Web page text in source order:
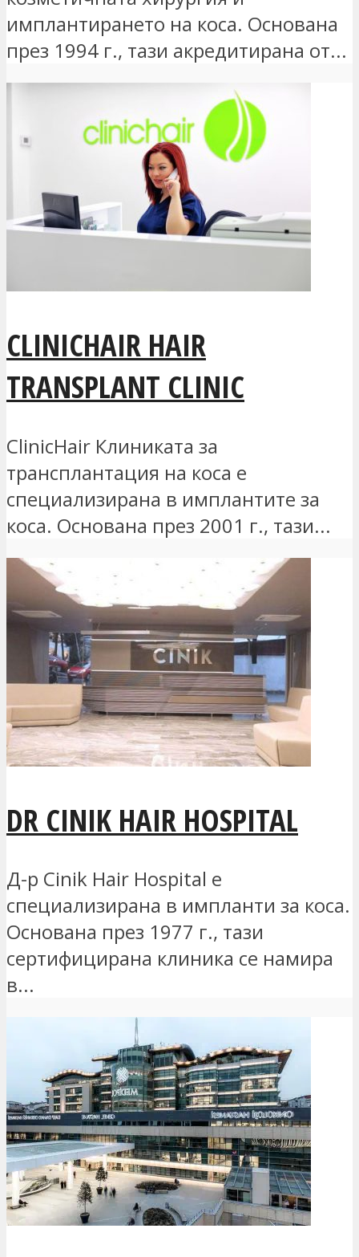
имплантирането на коса. Основана
през 1994 г., тази акредитирана от...
CLINICHAIR HAIR
TRANSPLANT CLINIC
ClinicHair Клиниката за
трансплантация на коса е
специализирана в имплантите за
коса. Основана през 2001 г., тази...
DR CINIK HAIR HOSPITAL
Д-р Cinik Hair Hospital е
специализирана в импланти за коса.
Основана през 1977 г., тази
сертифицирана клиника се намира
в...